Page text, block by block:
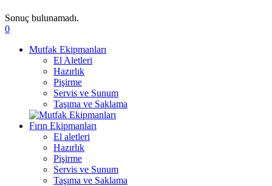
Sonuç bulunamadı.
0
Mutfak Ekipmanları
El Aletleri
Hazırlık
Pişirme
Servis ve Sunum
Taşıma ve Saklama
Fırın Ekipmanları
El aletleri
Hazırlık
Pişirme
Servis ve Sunum
Taşıma ve Saklama